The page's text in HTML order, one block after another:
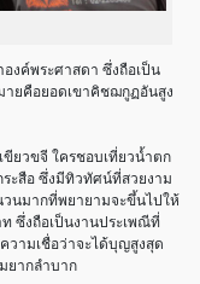
องค์พระศาสดา ซึ่งถือเป็น
ยคือยอดเขาคิชฌกูฏอันสูง
ยวขจี ใครชอบเที่ยวน้ำตก
ะสือ ซึ่งมีทิวทัศน์ที่สวยงาม
นมากที่พยายามจะขึ้นไปให้
ซึ่งถือเป็นงานประเพณีที่
ามเชื่อว่าจะได้บุญสูงสุด
ยากลำบาก